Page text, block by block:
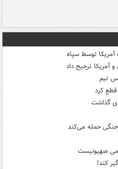
آمریکا توسط سپاه
آمریکا ترجیح داد
تیم
قطع کرد
صهیونیست
کند!